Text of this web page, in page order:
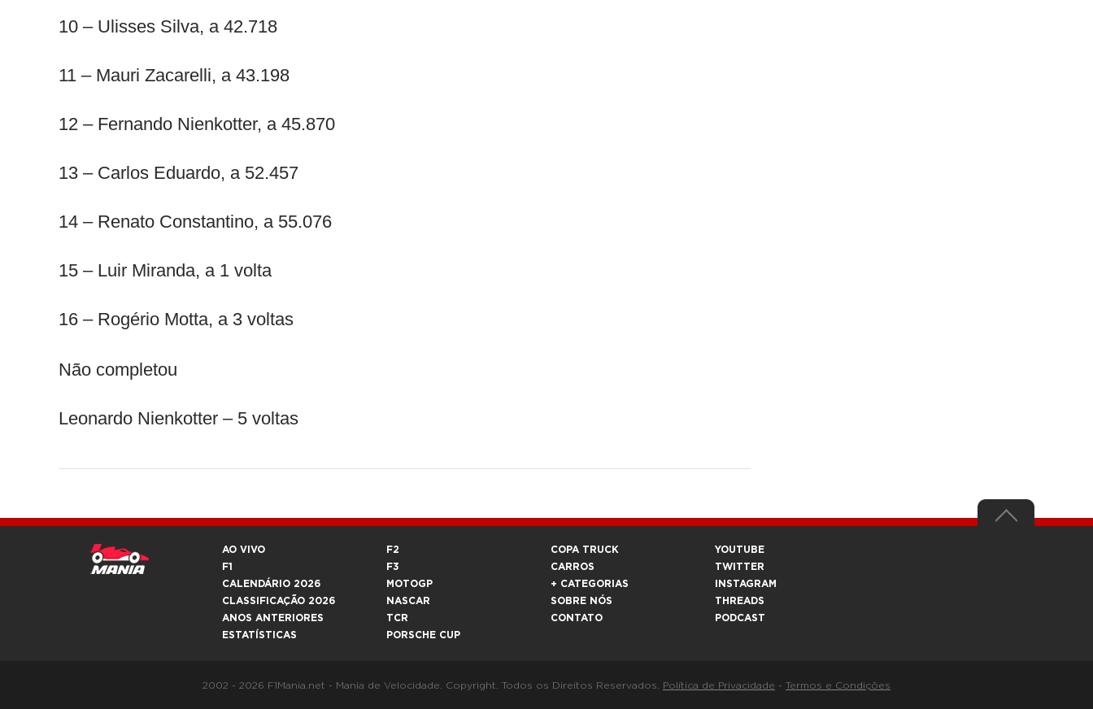
10 – Ulisses Silva, a 42.718
11 – Mauri Zacarelli, a 43.198
12 – Fernando Nienkotter, a 45.870
13 – Carlos Eduardo, a 52.457
14 – Renato Constantino, a 55.076
15 – Luir Miranda, a 1 volta
16 – Rogério Motta, a 3 voltas
Não completou
Leonardo Nienkotter – 5 voltas
AO VIVO
F1
CALENDÁRIO 2026
CLASSIFICAÇÃO 2026
ANOS ANTERIORES
ESTATÍSTICAS
F2
F3
MOTOGP
NASCAR
TCR
PORSCHE CUP
COPA TRUCK
CARROS
+ CATEGORIAS
SOBRE NÓS
CONTATO
YOUTUBE
TWITTER
INSTAGRAM
THREADS
PODCAST
2002 - 2026 F1Mania.net - Mania de Velocidade. Copyright. Todos os Direitos Reservados. Política de Privacidade - Termos e Condições